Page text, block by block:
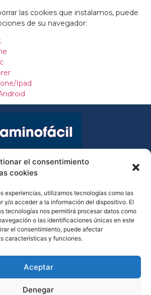
el consentimiento
cookies
experiencias, utilizamos tecnologías como las
y/o acceder a la información del dispositivo. El
tecnologías nos permitirá procesar datos como
o las identificaciones únicas en este
el consentimiento, puede afectar
características y funciones.
Aceptar
Denegar
las cookies que instalamos, puede
de su navegador:
Ipad
y mochilas en el Camino de